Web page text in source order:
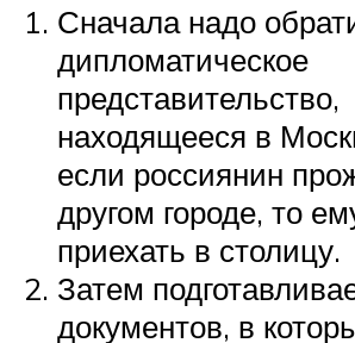
Сначала надо
дипломатическое
представительство,
находящееся в
если россиянин
другом городе, то
приехать в столицу.
Затем
документов, в